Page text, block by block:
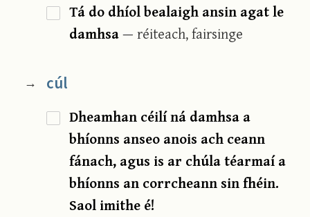
Tá do dhíol bealaigh ansin agat le
damhsa— réiteach, fairsinge
→ cúl
Dheamhan céilí ná damhsa a
bhíonns anseo anois ach ceann
fánach, agus is ar chúla téarmaí a
bhíonns an corrcheann sin fhéin.
Saol imithe é!